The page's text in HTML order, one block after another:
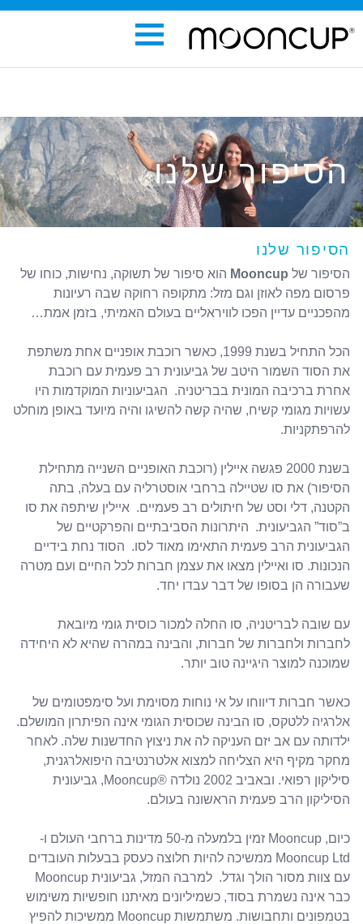
הסיפור שלנו
הסיפור שלנו
הסיפור של Mooncup הוא סיפור של תשוקה, נחישות, כוחו של
פרסום מפה לאוזן וגם מזל: מתקופה רחוקה שבה רעיונות
מהפכניים עדיין הפכו לוויראליים בעולם האמיתי, בזמן אמת…
הכל התחיל בשנת 1999, כאשר רוכבת אופניים אחת משתפת
את הסוד השמור היטב של גביעונית רב פעמית עם רוכבת
אחרת ברכיבה המונית בבריטניה. הגביעוניות המוקדמות היו
עשויות מגומי קשיח, שהיה קשה להשיגו והיה מיועד באופן מוחלט
להרפתקניות.
בשנת 2000 פגשה איילין (רוכבת האופניים השנייה מתחילת
הסיפור) את סו שטיילה ברחבי אוסטרליה עם בעלה, בתה
הקטנה, דלי וסט של חיתולים רב פעמיים. איילין שיתפה את סו
ב”סוד” הגביעונית. היתרונות הסביבתיים והפרקטיים של
הגביעונית הרב פעמית התאימו מאוד לסו. הסוד נחת בידיים
הנכונות. סו ואיילין מצאו את עצמן חברות לכל החיים ועם מטרה
שעבורה הן בסופו של דבר עבדו יחד.
עם שובה לבריטניה, סו החלה למכור כוסית גומי מיובאת
לחברות ולחברות של חברות, והבינה במהרה שהיא לא היחידה
שמוכנה למוצר היגיינה טוב יותר.
כאשר חברות דיווחו על אי נוחות מסוימת ועל סימפטומים של
אלרגיה ללטקס, סו הבינה שכוסית הגומי אינה הפיתרון המושלם.
ילדותה עם אב יזם העניקה לה את ניצוץ החדשנות שלה. לאחר
מחקר מקיף היא הצליחה למצוא אלטרנטיבה היפואלרגנית,
סיליקון רפואי. ובאביב 2002 נולדה ®Mooncup, גביעונית
הסיליקון הרב פעמית הראשונה בעולם.
כיום, Mooncup זמין בלמעלה מ-50 מדינות ברחבי העולם ו-
Mooncup Ltd ממשיכה להיות חלוצה כעסק בבעלות העובדים
עם צוות מסור הולך וגדל. למרבה המזל, גביעונית Mooncup
כבר אינה נשמרת בסוד, כשמיליונים מאיתנו חופשיות משימוש
בטמפונים ותחבושות. משתמשות Mooncup ממשיכות להפיץ